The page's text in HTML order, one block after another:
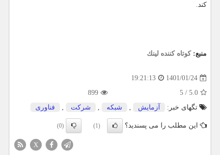
کند.
منبع:كوتاه كننده لینك
1401/01/24
19:21:13
5.0
/
5
899
تگهای خبر:
آزمایش , شبكه , شركت , فناوری
این مطلب را می پسندید؟ (1)
(0)
X